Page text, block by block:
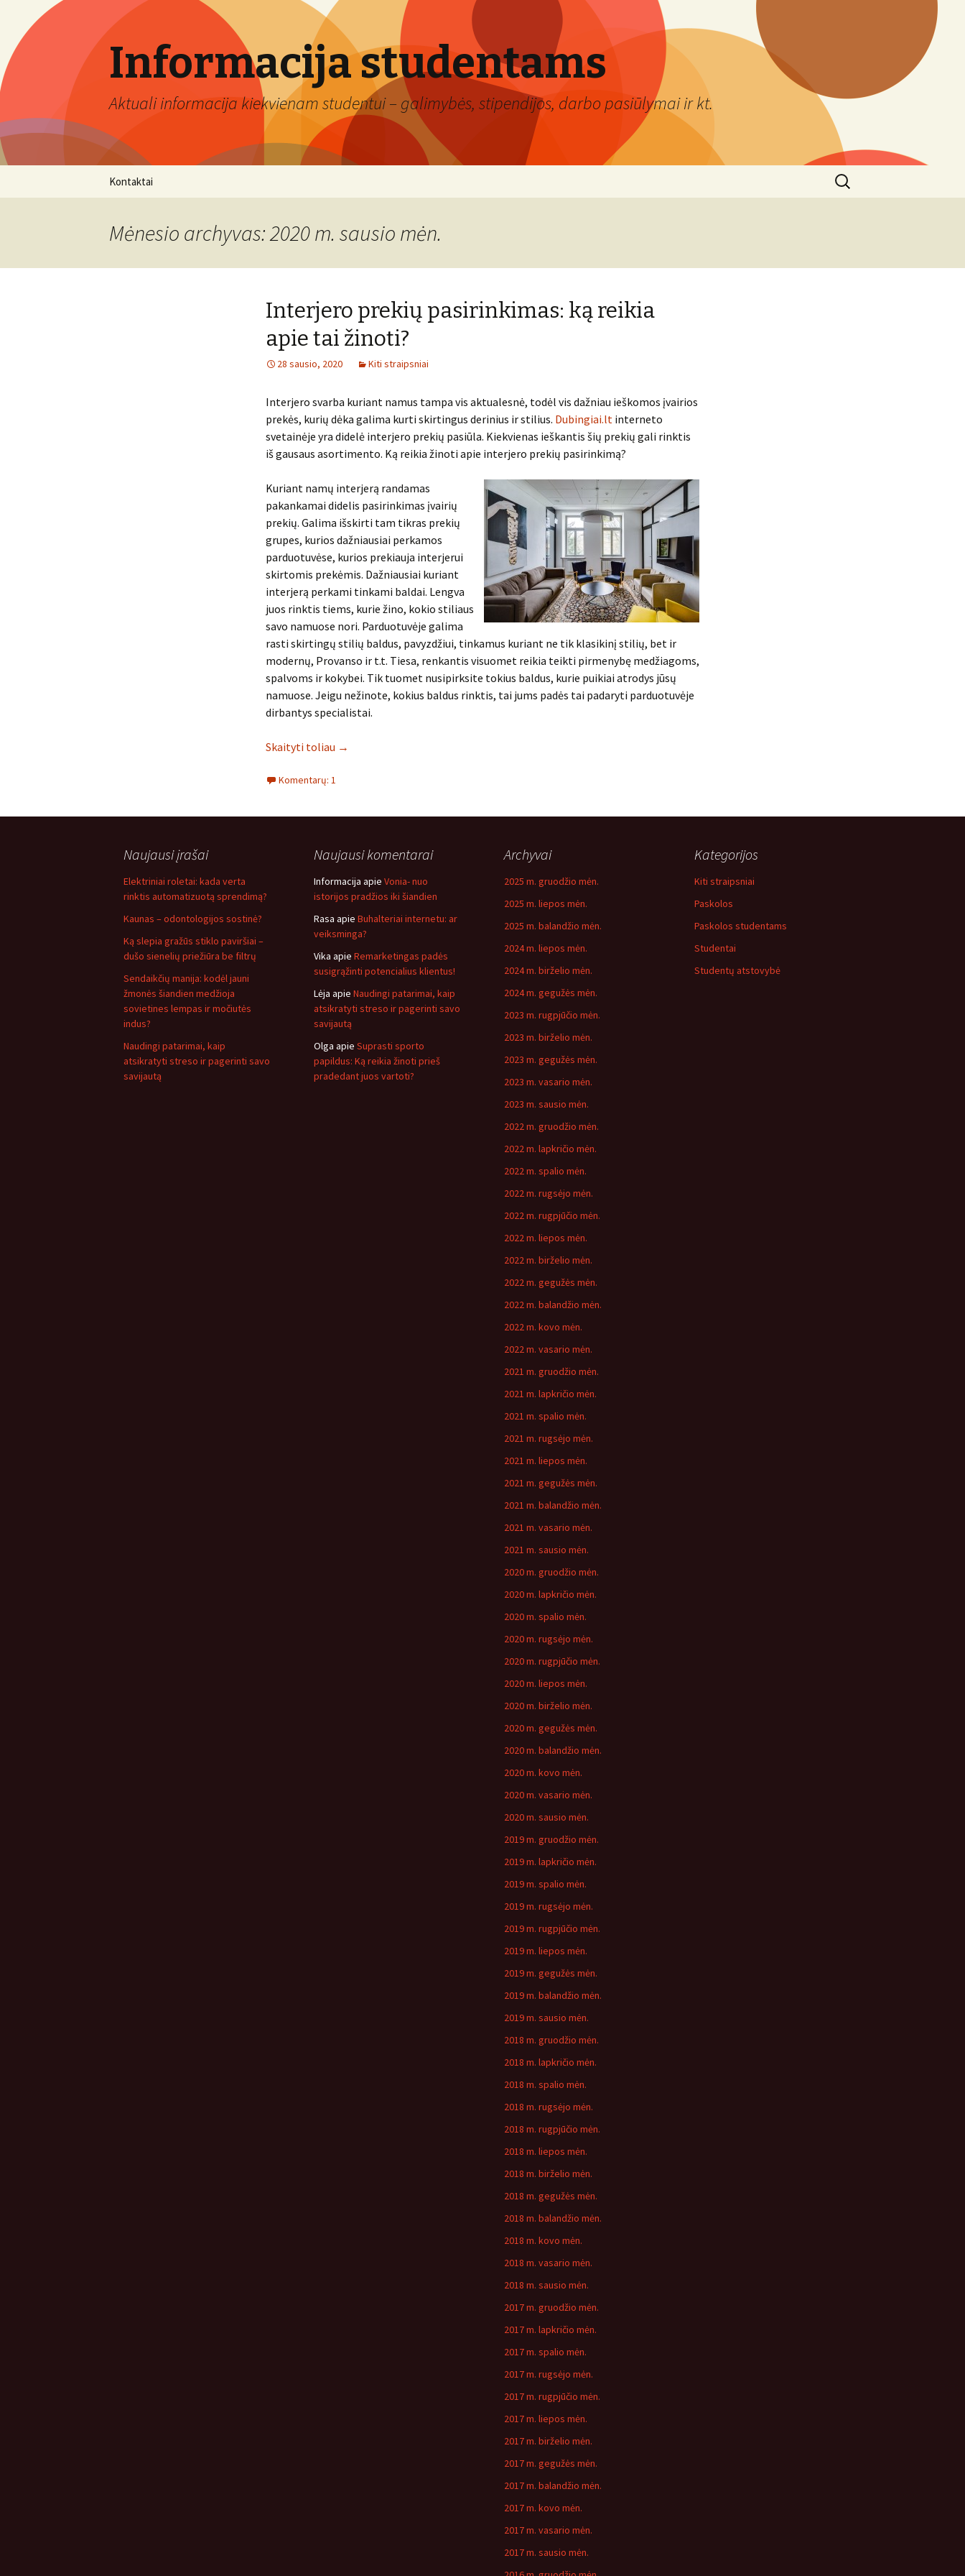
Informacija studentams
Aktuali informacija kiekvienam studentui – galimybės, stipendijos, darbo pasiūlymai ir kt.
Kontaktai
Ieškoti:
Mėnesio archyvas: 2020 m. sausio mėn.
Interjero prekių pasirinkimas: ką reikia
apie tai žinoti?
28 sausio, 2020 Kiti straipsniai
Interjero svarba kuriant namus tampa vis aktualesnė, todėl vis dažniau ieškomos įvairios
prekės, kurių dėka galima kurti skirtingus derinius ir stilius. Dubingiai.lt interneto
svetainėje yra didelė interjero prekių pasiūla. Kiekvienas ieškantis šių prekių gali rinktis
iš gausaus asortimento. Ką reikia žinoti apie interjero prekių pasirinkimą?
Kuriant namų interjerą randamas
pakankamai didelis pasirinkimas įvairių
prekių. Galima išskirti tam tikras prekių
grupes, kurios dažniausiai perkamos
parduotuvėse, kurios prekiauja interjerui
skirtomis prekėmis. Dažniausiai kuriant
interjerą perkami tinkami baldai. Lengva
juos rinktis tiems, kurie žino, kokio stiliaus
savo namuose nori. Parduotuvėje galima
rasti skirtingų stilių baldus, pavyzdžiui, tinkamus kuriant ne tik klasikinį stilių, bet ir
modernų, Provanso ir t.t. Tiesa, renkantis visuomet reikia teikti pirmenybę medžiagoms,
spalvoms ir kokybei. Tik tuomet nusipirksite tokius baldus, kurie puikiai atrodys jūsų
namuose. Jeigu nežinote, kokius baldus rinktis, tai jums padės tai padaryti parduotuvėje
dirbantys specialistai.
Skaityti toliau →
Komentarų: 1
Naujausi įrašai
Elektriniai roletai: kada verta
rinktis automatizuotą sprendimą?
Kaunas – odontologijos sostinė?
Ką slepia gražūs stiklo paviršiai –
dušo sienelių priežiūra be filtrų
Sendaikčių manija: kodėl jauni
žmonės šiandien medžioja
sovietines lempas ir močiutės
indus?
Naudingi patarimai, kaip
atsikratyti streso ir pagerinti savo
savijautą
Naujausi komentarai
Informacija apie Vonia- nuo
istorijos pradžios iki šiandien
Rasa apie Buhalteriai internetu: ar
veiksminga?
Vika apie Remarketingas padės
susigrąžinti potencialius klientus!
Lėja apie Naudingi patarimai, kaip
atsikratyti streso ir pagerinti savo
savijautą
Olga apie Suprasti sporto
papildus: Ką reikia žinoti prieš
pradedant juos vartoti?
Archyvai
2025 m. gruodžio mėn.
2025 m. liepos mėn.
2025 m. balandžio mėn.
2024 m. liepos mėn.
2024 m. birželio mėn.
2024 m. gegužės mėn.
2023 m. rugpjūčio mėn.
2023 m. birželio mėn.
2023 m. gegužės mėn.
2023 m. vasario mėn.
2023 m. sausio mėn.
2022 m. gruodžio mėn.
2022 m. lapkričio mėn.
2022 m. spalio mėn.
2022 m. rugsėjo mėn.
2022 m. rugpjūčio mėn.
2022 m. liepos mėn.
2022 m. birželio mėn.
2022 m. gegužės mėn.
2022 m. balandžio mėn.
2022 m. kovo mėn.
2022 m. vasario mėn.
2021 m. gruodžio mėn.
2021 m. lapkričio mėn.
2021 m. spalio mėn.
2021 m. rugsėjo mėn.
2021 m. liepos mėn.
2021 m. gegužės mėn.
2021 m. balandžio mėn.
2021 m. vasario mėn.
2021 m. sausio mėn.
2020 m. gruodžio mėn.
2020 m. lapkričio mėn.
2020 m. spalio mėn.
2020 m. rugsėjo mėn.
2020 m. rugpjūčio mėn.
2020 m. liepos mėn.
2020 m. birželio mėn.
2020 m. gegužės mėn.
2020 m. balandžio mėn.
2020 m. kovo mėn.
2020 m. vasario mėn.
2020 m. sausio mėn.
2019 m. gruodžio mėn.
2019 m. lapkričio mėn.
2019 m. spalio mėn.
2019 m. rugsėjo mėn.
2019 m. rugpjūčio mėn.
2019 m. liepos mėn.
2019 m. gegužės mėn.
2019 m. balandžio mėn.
2019 m. sausio mėn.
2018 m. gruodžio mėn.
2018 m. lapkričio mėn.
2018 m. spalio mėn.
2018 m. rugsėjo mėn.
2018 m. rugpjūčio mėn.
2018 m. liepos mėn.
2018 m. birželio mėn.
2018 m. gegužės mėn.
2018 m. balandžio mėn.
2018 m. kovo mėn.
2018 m. vasario mėn.
2018 m. sausio mėn.
2017 m. gruodžio mėn.
2017 m. lapkričio mėn.
2017 m. spalio mėn.
2017 m. rugsėjo mėn.
2017 m. rugpjūčio mėn.
2017 m. liepos mėn.
2017 m. birželio mėn.
2017 m. gegužės mėn.
2017 m. balandžio mėn.
2017 m. kovo mėn.
2017 m. vasario mėn.
2017 m. sausio mėn.
Kategorijos
Kiti straipsniai
Paskolos
Paskolos studentams
Studentai
Studentų atstovybė